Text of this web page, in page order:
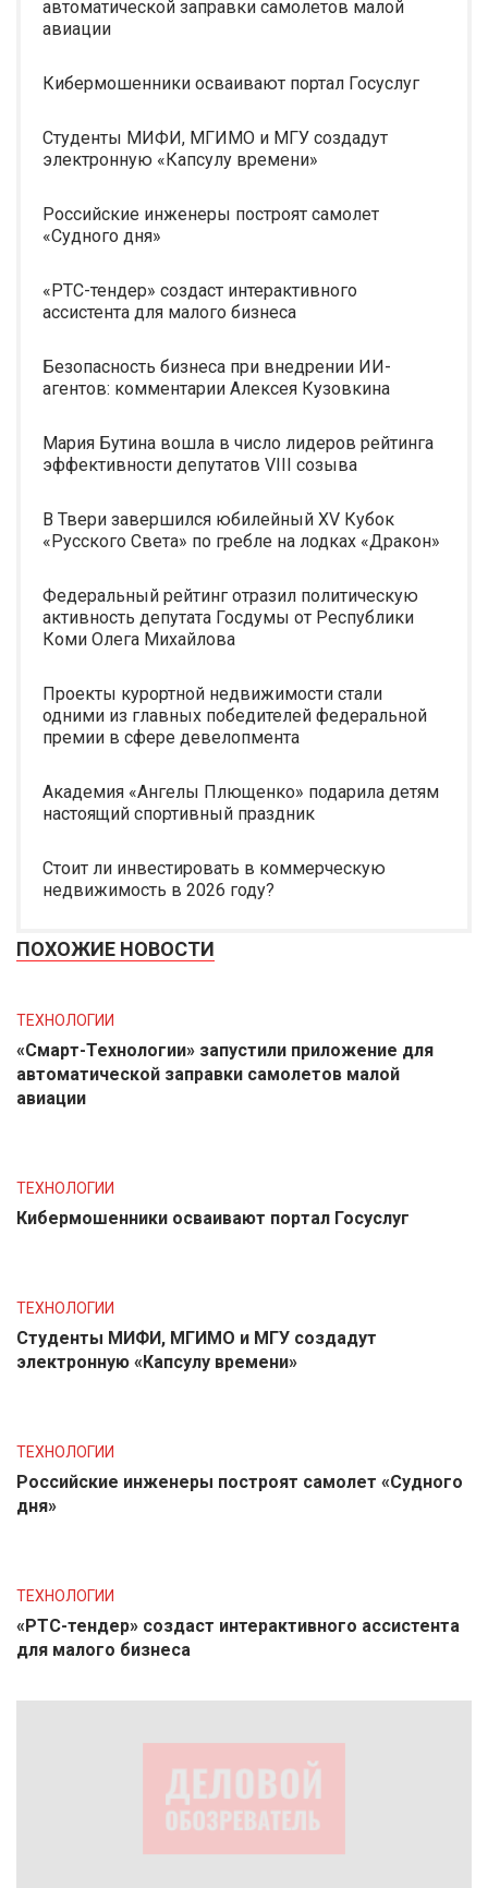
автоматической заправки самолетов малой
авиации
Кибермошенники осваивают портал Госуслуг
Студенты МИФИ, МГИМО и МГУ создадут
электронную «Капсулу времени»
Российские инженеры построят самолет
«Судного дня»
«РТС-тендер» создаст интерактивного
ассистента для малого бизнеса
Безопасность бизнеса при внедрении ИИ-
агентов: комментарии Алексея Кузовкина
Мария Бутина вошла в число лидеров рейтинга
эффективности депутатов VIII созыва
В Твери завершился юбилейный XV Кубок
«Русского Света» по гребле на лодках «Дракон»
Федеральный рейтинг отразил политическую
активность депутата Госдумы от Республики
Коми Олега Михайлова
Проекты курортной недвижимости стали
одними из главных победителей федеральной
премии в сфере девелопмента
Академия «Ангелы Плющенко» подарила детям
настоящий спортивный праздник
Стоит ли инвестировать в коммерческую
недвижимость в 2026 году?
ПОХОЖИЕ НОВОСТИ
ТЕХНОЛОГИИ
«Смарт-Технологии» запустили приложение для
автоматической заправки самолетов малой
авиации
ТЕХНОЛОГИИ
Кибермошенники осваивают портал Госуслуг
ТЕХНОЛОГИИ
Студенты МИФИ, МГИМО и МГУ создадут
электронную «Капсулу времени»
ТЕХНОЛОГИИ
Российские инженеры построят самолет «Судного
дня»
ТЕХНОЛОГИИ
«РТС-тендер» создаст интерактивного ассистента
для малого бизнеса